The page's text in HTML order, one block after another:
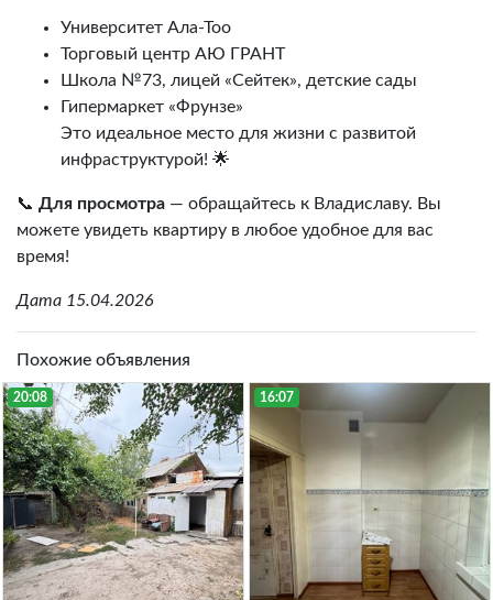
Университет Ала-Тоо
Торговый центр АЮ ГРАНТ
Школа №73, лицей «Сейтек», детские сады
Гипермаркет «Фрунзе»
Это идеальное место для жизни с развитой
инфраструктурой! 🌟
📞 Для просмотра — обращайтесь к Владиславу. Вы
можете увидеть квартиру в любое удобное для вас
время!
Дата 15.04.2026
Похожие объявления
20:08 16:07